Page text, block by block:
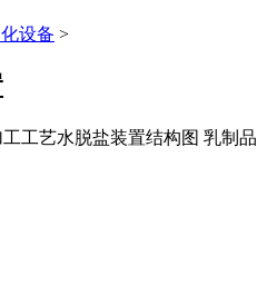
设备 >
工艺水脱盐装置结构图 乳制